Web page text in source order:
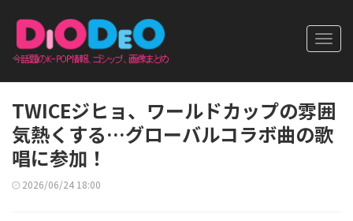
TWICEジヒョ、ワールドカップの雰囲
気熱くする…グローバルコラボ曲の歌
唱に参加！
2026/06/24 18:00